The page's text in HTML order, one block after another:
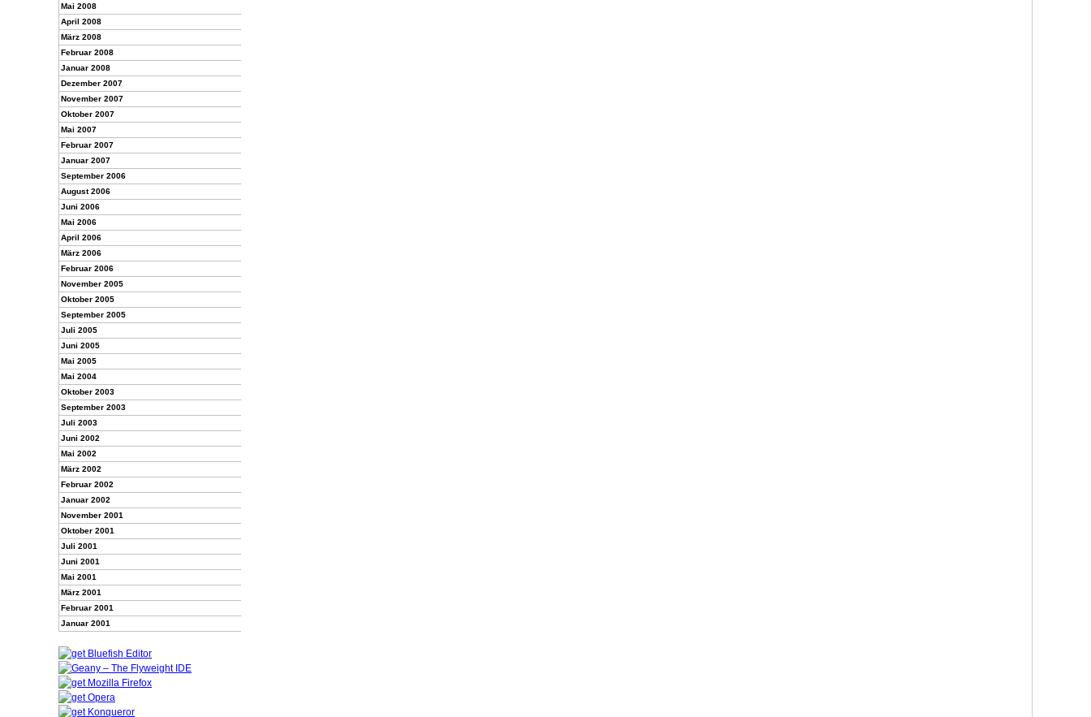
Mai 2008
April 2008
März 2008
Februar 2008
Januar 2008
Dezember 2007
November 2007
Oktober 2007
Mai 2007
Februar 2007
Januar 2007
September 2006
August 2006
Juni 2006
Mai 2006
April 2006
März 2006
Februar 2006
November 2005
Oktober 2005
September 2005
Juli 2005
Juni 2005
Mai 2005
Mai 2004
Oktober 2003
September 2003
Juli 2003
Juni 2002
Mai 2002
März 2002
Februar 2002
Januar 2002
November 2001
Oktober 2001
Juli 2001
Juni 2001
Mai 2001
März 2001
Februar 2001
Januar 2001